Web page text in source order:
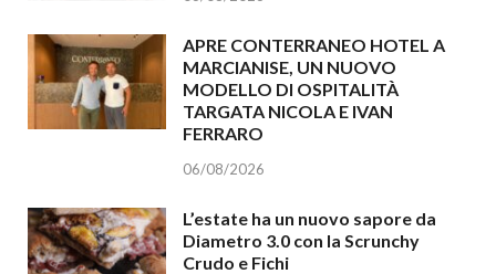
APRE CONTERRANEO HOTEL A
MARCIANISE, UN NUOVO
MODELLO DI OSPITALITÀ
TARGATA NICOLA E IVAN
FERRARO
06/08/2026
L’estate ha un nuovo sapore da
Diametro 3.0 con la Scrunchy
Crudo e Fichi